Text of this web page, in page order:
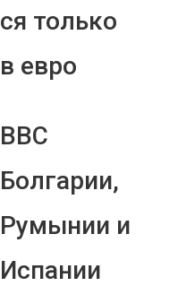
ся только
в евро
ВВС
Болгарии,
Румынии и
Испании